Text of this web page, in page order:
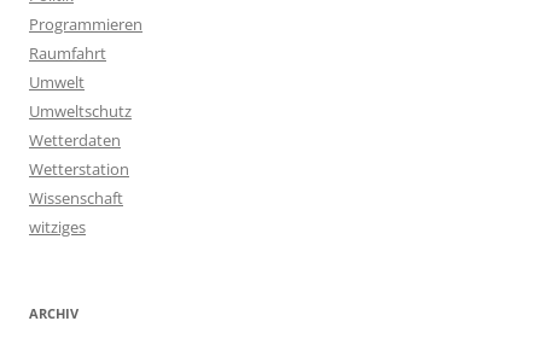
Programmieren
Raumfahrt
Umwelt
Umweltschutz
Wetterdaten
Wetterstation
Wissenschaft
witziges
ARCHIV